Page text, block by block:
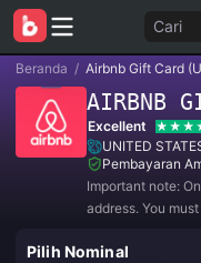
Cari
Beranda / Airbnb Gift Card
AIRBNB
Excellent
UNITED
Pembayaran
Important note:
address. You
and NON-
Pilih Nominal